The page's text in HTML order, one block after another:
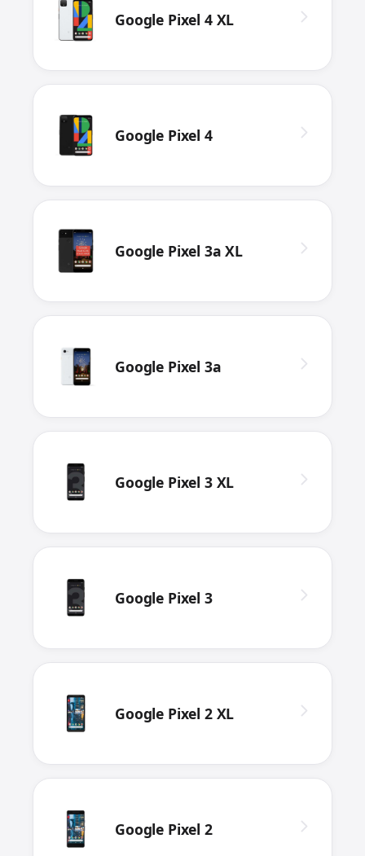
Google Pixel 4 XL
Google Pixel 4
Google Pixel 3a XL
Google Pixel 3a
Google Pixel 3 XL
Google Pixel 3
Google Pixel 2 XL
Google Pixel 2